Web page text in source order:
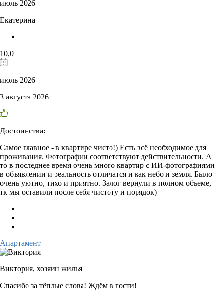
июль 2026
Екатерина
10,0
июль 2026
3 августа 2026
Достоинства:
Самое главное - в квартире чисто!) Есть всё необходимое для
проживания. Фотографии соответствуют действительности. А
то в последнее время очень много квартир с ИИ-фотографиями
в объявлении и реальность отличатся и как небо и земля. Было
очень уютно, тихо и приятно. Залог вернули в полном объеме,
тк мы оставили после себя чистоту и порядок)
Апартамент
Виктория, хозяин жилья
Спасибо за тёплые слова! Ждём в гости!